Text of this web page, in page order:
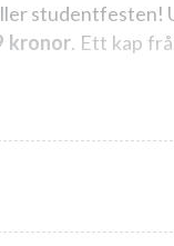
studentfesten!
kronor. Ett kap